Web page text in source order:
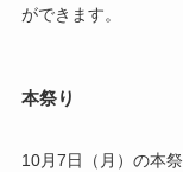
ができます。
本祭り
10月7日（月）の本